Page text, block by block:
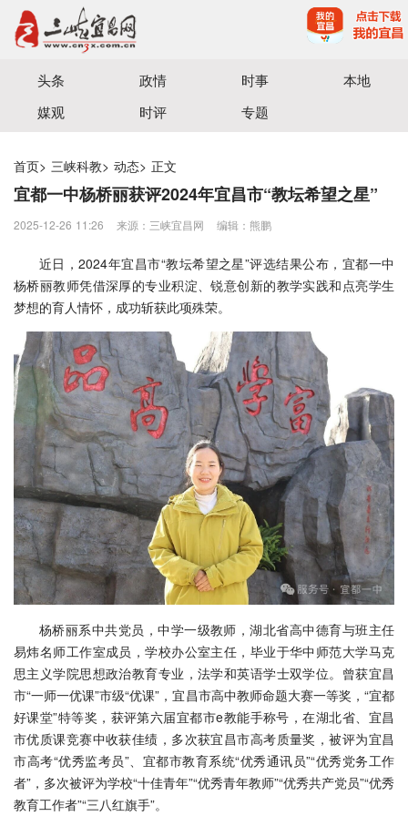
宜昌三峡融媒体中心主办
头条 政情 时事
本地
媒观
时评 专题
首页> 三峡科教> 动态> 正文
宜都一中杨桥丽获评2024年宜昌市“教坛希望之星”
2025-12-26 11:26 来源：三峡宜昌网 编辑：熊鹏
近日，2024年宜昌市“教坛希望之星”评选结果公布，宜都一中
杨桥丽教师凭借深厚的专业积淀、锐意创新的教学实践和点亮学生
梦想的育人情怀，成功斩获此项殊荣。
杨桥丽系中共党员，中学一级教师，湖北省高中德育与班主任
易炜名师工作室成员，学校办公室主任，毕业于华中师范大学马克
思主义学院思想政治教育专业，法学和英语学士双学位。曾获宜昌
市“一师一优课”市级“优课”，宜昌市高中教师命题大赛一等奖，“宜都
好课堂”特等奖，获评第六届宜都市e教能手称号，在湖北省、宜昌
市优质课竞赛中收获佳绩，多次获宜昌市高考质量奖，被评为宜昌
市高考“优秀监考员”、宜都市教育系统“优秀通讯员”“优秀党务工作
者”，多次被评为学校“十佳青年”“优秀青年教师”“优秀共产党员”“优秀
教育工作者”“三八红旗手”。